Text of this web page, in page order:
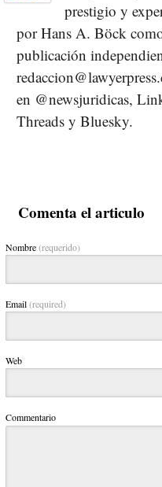
prestigio y
por Hans A. Böck
publicación
en @newsjuridicas,
Threads y Bluesky.
Comenta el articulo
Nombre(requerido)
Email(required)
Web
Commentario